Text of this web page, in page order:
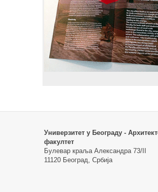
Универзитет у Београду -
факултет
Булевар краља Александра 73/II
11120 Београд, Србија